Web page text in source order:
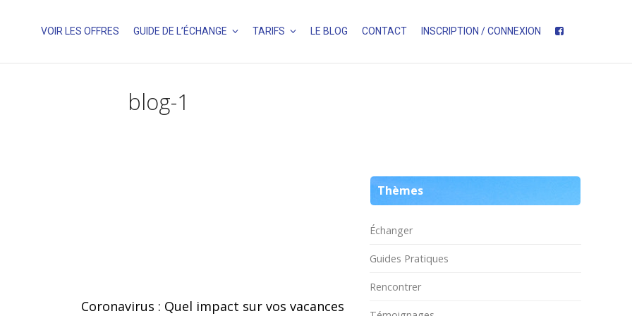
VOIR LES OFFRES GUIDE DE L’ÉCHANGE TARIFS LE BLOG CONTACT INSCRIPTION / CONNEXION
blog-1
Coronavirus : Quel impact sur vos vacances
Thèmes
Échanger
Guides Pratiques
Rencontrer